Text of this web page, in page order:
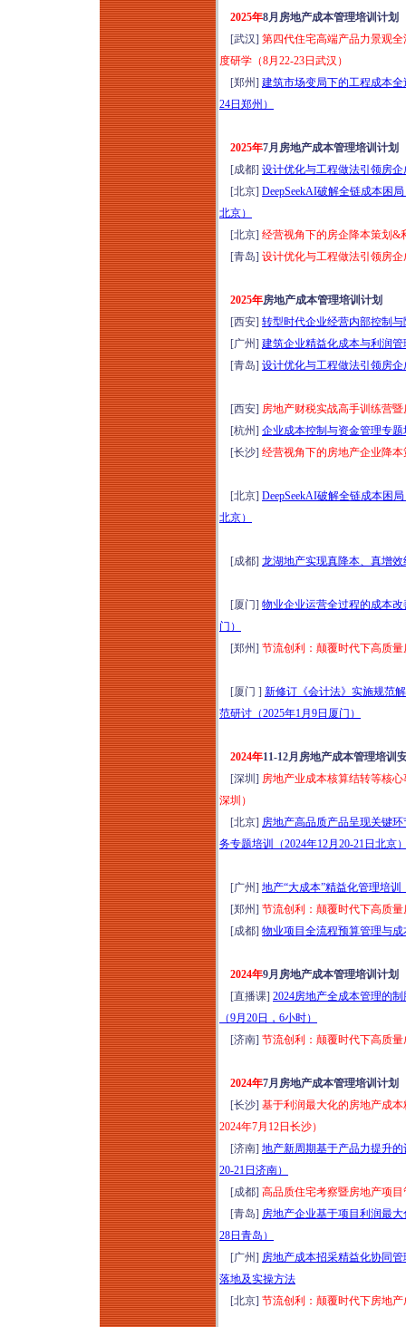
位、收益测算、筹备
期招商与开业后资产
增值经营实操心法
2026年商业标杆项目
会员运营与直播营销
实战特训班（8月8-9
日郑州）
2026年康养项目定位
设计与营销运营提升
研讨暨项目考察（8
月8-9日上海）从定位
筹开、空间设计、品
牌营销到运营管理全
生命周期
2026年云南温泉水疗
运动疗愈+爱情疗愈
标杆项目考察（8月9-
12日）
国企央企及事业单位
项目全生命周期管理
实战能力提升专题培
训（2026年8月11-12
日成都）
穿透式监管下国企法
务、合规、内控、风
险、审计“五位一体
化” 构建专题培训
（2026年8月12日西
安）
2026探访中国“好房
子”：新规2.0成都住
宅标杆项目研学（8
月13-14日成都）
新基建格局下工程项
目（DB&EPC）造价
管控、招采优化、结
算审计与争议破局高
级研修（2026年8月
13日昆明）
“十五五”规划基建领
域高质量发展：人工
智能+工程建设项目
全流程精益管控与风
险防范培训（2026年
8月13日昆明）
城市更新运营思维模
式全流程风险防范解
析与操盘实践分享培
训（2026年8月14-15
日武汉）
城市更新项目落地操
盘实战方案班（2026
年8月14-16日成都）
走进天津：深研全首
层架空新模式-金茂、
绿城、保利、中海等
经典项目研学（2026
年8月14-15日）
走进永威服务：深研
高品质物业实践落地
做法和经验（2026年
2025年8月房地产成本管理培训计划
[武汉] 第四代住宅高端产品力景观
度研学（8月22-23日武汉）
[郑州] 建筑市场变局下的工程成本
24日郑州）
2025年7月房地产成本管理培训计划
[成都] 设计优化与工程做法引领房企
[北京] DeepSeekAI破解全链成本困
北京）
[北京] 经营视角下的房企降本策划&
[青岛] 设计优化与工程做法引领房企
2025年房地产成本管理培训计划
[西安] 转型时代企业经营内部控制
[广州] 建筑企业精益化成本与利润管
[青岛] 设计优化与工程做法引领房企
[西安] 房地产财税实战高手训练营
[杭州] 企业成本控制与资金管理专题
[长沙] 经营视角下的房地产企业降
[北京] DeepSeekAI破解全链成本困
北京）
[成都] 龙湖地产实现真降本、真增
[厦门] 物业企业运营全过程的成本
门）
[郑州] 节流创利：颠覆时代下高质
[厦门 ] 新修订《会计法》实施规范
范研讨（2025年1月9日厦门）
2024年11-12月房地产成本管理培训
[深圳] 房地产业成本核算结转等核
深圳）
[北京] 房地产高品质产品呈现关键
务专题培训（2024年12月20-21日北京
[广州] 地产“大成本”精益化管理培
[郑州] 节流创利：颠覆时代下高质
[成都] 物业项目全流程预算管理与
2024年9月房地产成本管理培训计划
[直播课] 2024房地产全成本管理的
（9月20日，6小时）
[济南] 节流创利：颠覆时代下高质
2024年7月房地产成本管理培训计划
[长沙] 基于利润最大化的房地产成
2024年7月12日长沙）
[济南] 地产新周期基于产品力提升
20-21日济南）
[成都] 高品质住宅考察暨房地产项
[青岛] 房地产企业基于项目利润最
28日青岛）
[广州] 房地产成本招采精益化协同
落地及实操方法
[北京] 节流创利：颠覆时代下房地